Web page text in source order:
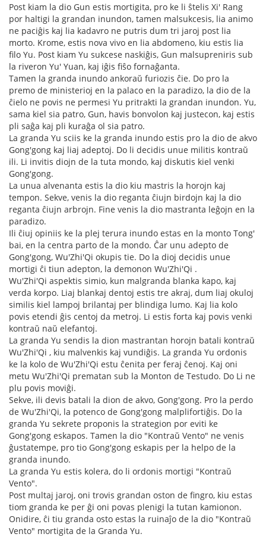
Post kiam la dio Gun estis mortigita, pro ke li ŝtelis Xi' Rang
por haltigi la grandan inundon, tamen malsukcesis, lia animo
ne paciĝis kaj lia kadavro ne putris dum tri jaroj post lia
morto. Krome, estis nova vivo en lia abdomeno, kiu estis lia
filo Yu. Post kiam Yu sukcese naskiĝis, Gun malsupreniris sub
la riveron Yu' Yuan, kaj iĝis fiŝo fornaĝanta.
Tamen la granda inundo ankoraŭ furiozis ĉie. Do pro la
premo de ministerioj en la palaco en la paradizo, la dio de la
ĉielo ne povis ne permesi Yu pritrakti la grandan inundon. Yu,
sama kiel sia patro, Gun, havis bonvolon kaj justecon, kaj estis
pli saĝa kaj pli kuraĝa ol sia patro.
La granda Yu sciis ke la granda inundo estis pro la dio de akvo
Gong'gong kaj liaj adeptoj. Do li decidis unue militis kontraŭ
ili. Li invitis diojn de la tuta mondo, kaj diskutis kiel venki
Gong'gong.
La unua alvenanta estis la dio kiu mastris la horojn kaj
tempon. Sekve, venis la dio reganta ĉiujn birdojn kaj la dio
reganta ĉiujn arbrojn. Fine venis la dio mastranta leĝojn en la
paradizo.
Ili ĉiuj opiniis ke la plej terura inundo estas en la monto Tong'
bai, en la centra parto de la mondo. Ĉar unu adepto de
Gong'gong, Wu'Zhi'Qi okupis tie. Do la dioj decidis unue
mortigi ĉi tiun adepton, la demonon Wu'Zhi'Qi .
Wu'Zhi'Qi aspektis simio, kun malgranda blanka kapo, kaj
verda korpo. Liaj blankaj dentoj estis tre akraj, dum liaj okuloj
similis kiel lampoj brilantaj per blindiga lumo. Kaj lia kolo
povis etendi ĝis centoj da metroj. Li estis forta kaj povis venki
kontraŭ naŭ elefantoj.
La granda Yu sendis la dion mastrantan horojn batali kontraŭ
Wu'Zhi'Qi , kiu malvenkis kaj vundiĝis. La granda Yu ordonis
ke la kolo de Wu'Zhi'Qi estu ĉenita per feraj ĉenoj. Kaj oni
metu Wu'Zhi'Qi prematan sub la Monton de Testudo. Do Li ne
plu povis moviĝi.
Sekve, ili devis batali la dion de akvo, Gong'gong. Pro la perdo
de Wu'Zhi'Qi, la potenco de Gong'gong malplifortiĝis. Do la
granda Yu sekrete proponis la strategion por eviti ke
Gong'gong eskapos. Tamen la dio "Kontraŭ Vento" ne venis
ĝustatempe, pro tio Gong'gong eskapis per la helpo de la
granda inundo.
La granda Yu estis kolera, do li ordonis mortigi "Kontraŭ
Vento".
Post multaj jaroj, oni trovis grandan oston de fingro, kiu estas
tiom granda ke per ĝi oni povas plenigi la tutan kamionon.
Onidire, ĉi tiu granda osto estas la ruinaĵo de la dio "Kontraŭ
Vento" mortigita de la Granda Yu.